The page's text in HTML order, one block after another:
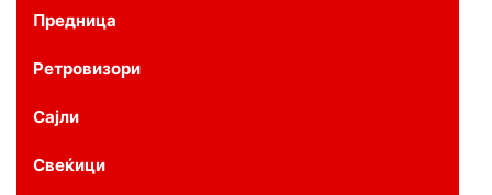
Предница
Ретровизори
Сајли
Свеќици